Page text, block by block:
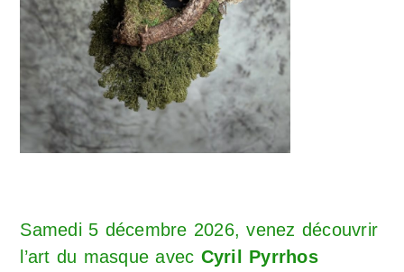
Samedi 5 décembre 2026, venez découvrir
l’art du masque avec Cyril Pyrrhos